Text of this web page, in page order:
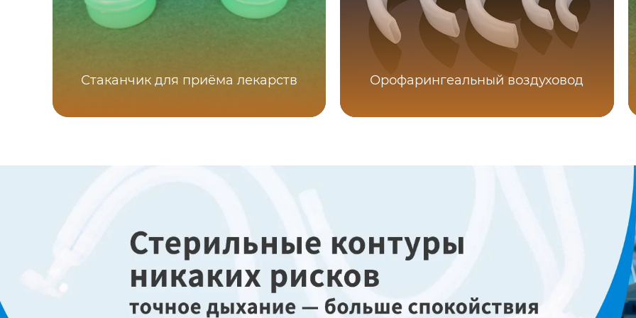
Стаканчик для приёма лекарств Орофарингеальный воздуховод